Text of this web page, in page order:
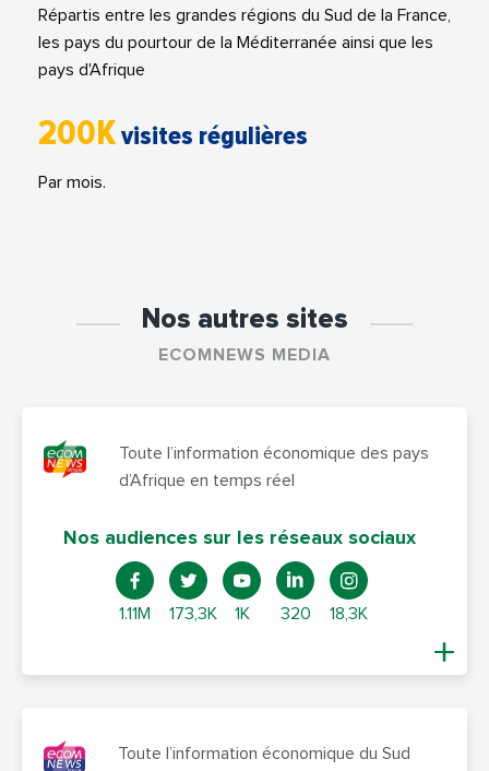
Répartis entre les grandes régions du Sud de la France,
les pays du pourtour de la Méditerranée ainsi que les
pays d'Afrique
200Kvisites régulières
Par mois.
Nos autres sites
ECOMNEWS MEDIA
Toute l’information économique des pays
d’Afrique en temps réel
Nos audiences sur les réseaux sociaux
1.11M 173,3K 1K 320 18,3K
Toute l’information économique du Sud